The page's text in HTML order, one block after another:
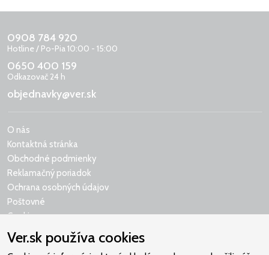
0908 784 920
Hotline / Po-Pia 10:00 - 15:00
0650 400 159
Odkazovač 24 h
objednavky@ver.sk
O nás
Kontaktná stránka
Obchodné podmienky
Reklamačný poriadok
Ochrana osobných údajov
Poštovné
Cookies
Ver.sk používa cookies